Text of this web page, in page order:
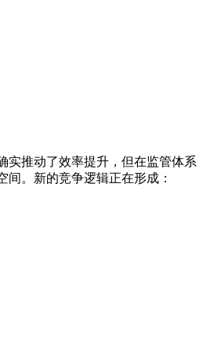
实推动了效率提升，但在监管体系
间。新的竞争逻辑正在形成：